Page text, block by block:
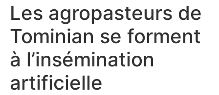
Les agropasteurs de
Tominian se forment
à l’insémination
artificielle